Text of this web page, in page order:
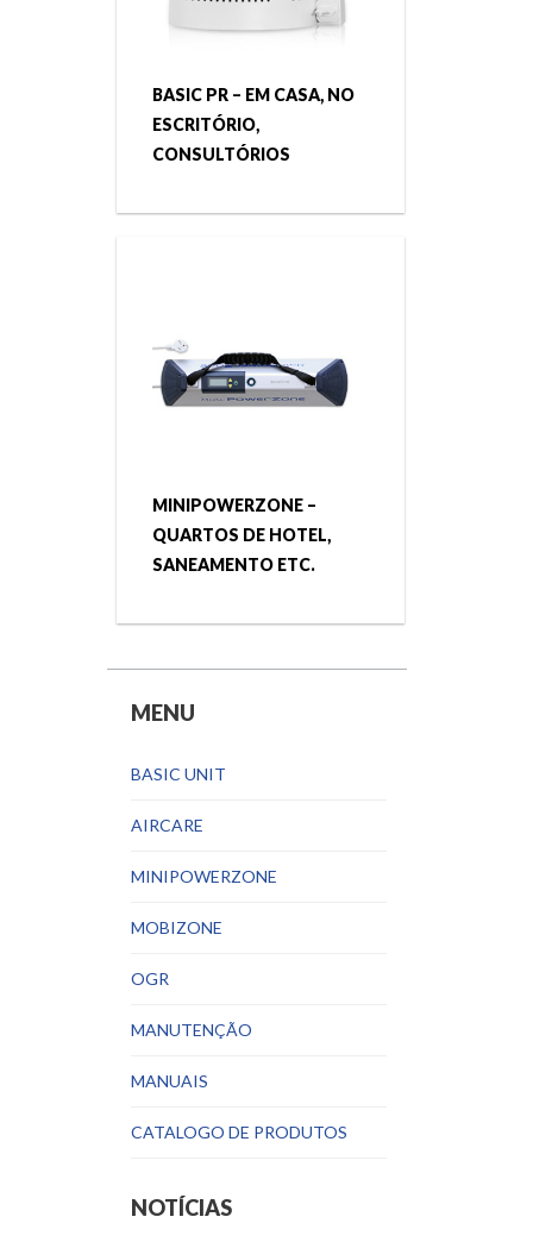
BASIC PR – EM CASA, NO
ESCRITÓRIO,
CONSULTÓRIOS
MINIPOWERZONE –
QUARTOS DE HOTEL,
SANEAMENTO ETC.
MENU
BASIC UNIT
AIRCARE
MINIPOWERZONE
MOBIZONE
OGR
MANUTENÇÃO
MANUAIS
CATALOGO DE PRODUTOS
NOTÍCIAS